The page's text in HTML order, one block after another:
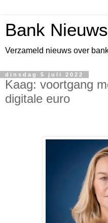
Bank Nieuws
Verzameld nieuws over
dinsdag 5 juli 2022
Kaag: voortgang
digitale euro